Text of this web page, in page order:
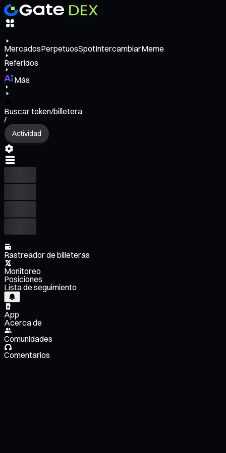
MercadosPerpetuosSpotIntercambiarMeme
Referidos
Más
Buscar token/billetera
/
Actividad
Rastreador de billeteras
Monitoreo
Posiciones
Lista de seguimiento
App
Acerca de
Comunidades
Comentarios